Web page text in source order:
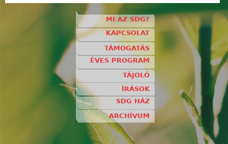
MI AZ SDG?
KAPCSOLAT
TÁMOGATÁS
ÉVES PROGRAM
TÁJOLÓ
ÍRÁSOK
SDG HÁZ
ARCHÍVUM